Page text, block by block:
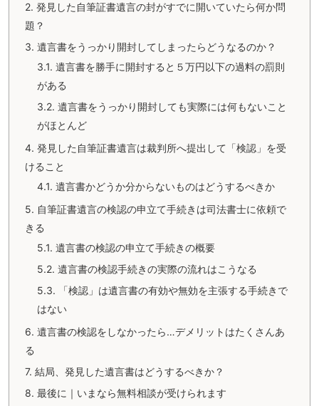
2. 発見した自筆証書遺言の封がすでに開いていたら何か問
題？
3. 遺言書をうっかり開封してしまったらどうなるのか？
3.1. 遺言書を勝手に開封すると５万円以下の過料の罰則
がある
3.2. 遺言書をうっかり開封しても実際には何もないこと
がほとんど
4. 発見した自筆証書遺言は裁判所へ提出して「検認」を受
けること
4.1. 遺言書かどうか分からないものはどうするべきか
5. 自筆証書遺言の検認の申立て手続きは司法書士に依頼で
きる
5.1. 遺言書の検認の申立て手続きの概要
5.2. 遺言書の検認手続きの実際の流れはこうなる
5.3. 「検認」は遺言書の有効や無効を主張する手続きで
はない
6. 遺言書の検認をしなかったら…デメリットはたくさんあ
る
7. 結局、発見した遺言書はどうするべきか？
8. 最後に｜いまなら無料相談が受けられます